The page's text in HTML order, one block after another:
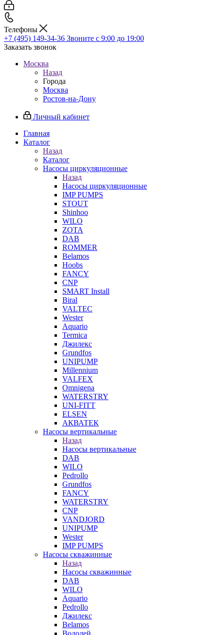
Телефоны
+7 (495) 149-34-36 Звоните с 9:00 до 19:00
Заказать звонок
Москва
Назад
Города
Москва
Ростов-на-Дону
Личный кабинет
Главная
Каталог
Назад
Каталог
Насосы циркуляционные
Назад
Насосы циркуляционные
IMP PUMPS
STOUT
Shinhoo
WILO
ZOTA
DAB
ROMMER
Belamos
Hoobs
FANCY
CNP
SMART Install
Biral
VALTEC
Wester
Aquario
Termica
Джилекс
Grundfos
UNIPUMP
Millennium
VALFEX
Omnigena
WATERSTRY
UNI-FITT
ELSEN
АКВАТЕК
Насосы вертикальные
Назад
Насосы вертикальные
DAB
WILO
Pedrollo
Grundfos
FANCY
WATERSTRY
CNP
VANDJORD
UNIPUMP
Wester
IMP PUMPS
Насосы скважинные
Назад
Насосы скважинные
DAB
WILO
Aquario
Pedrollo
Джилекс
Belamos
Водолей